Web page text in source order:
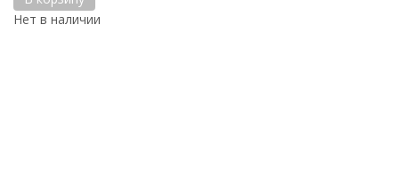
Нет в наличии